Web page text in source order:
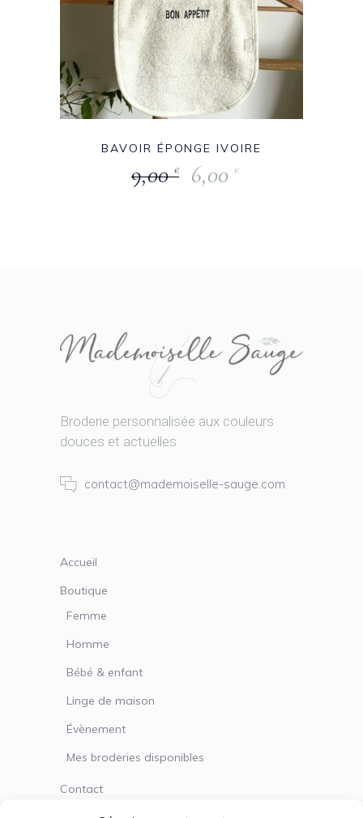
BAVOIR ÉPONGE IVOIRE
9,00€ 6,00 €
Broderie personnalisée aux couleurs
douces et actuelles
contact@mademoiselle-sauge.com
Accueil
Boutique
Femme
Homme
Bébé & enfant
Linge de maison
Évènement
Mes broderies disponibles
Contact